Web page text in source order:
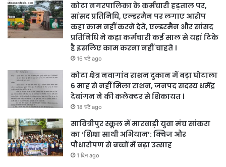
कोटा नगरपालिका के कर्मचारी हड़ताल पर,
सांसद प्रतिनिधि, एल्डरमैन पर लगाए आरोप
कहा काम नहीं करने देते, एल्डरमैन और सांसद
प्रतिनिधि ने कहा कर्मचारी कई साल से यहां टिके
है इसलिए काम करना नहीं चाहते ।
16 घंटे ago
कोटा क्षेत्र नवागांव राशन दुकान में बड़ा घोटाला
6 माह से नहीं मिला राशन, जनपद सदस्य धर्मेंद्र
देवांगन ने की कलेक्टर से शिकायत ।
18 घंटे ago
सावित्रीपुर स्कूल में मारवाड़ी युवा मंच सांकरा
का ‘शिक्षा साथी अभियान’: क्विज और
पौधारोपण से बच्चों में बढ़ा उत्साह
1 दिन ago